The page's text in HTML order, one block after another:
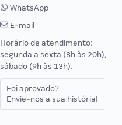
WhatsApp
E-mail
Horário de atendimento:
segunda a sexta (8h às 20h),
sábado (9h às 13h).
Foi aprovado?
Envie-nos a sua história!